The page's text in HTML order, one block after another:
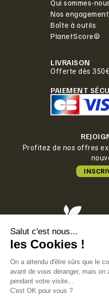
Qui sommes-
Nos
Boîte à outils
PlanetScore©
LIVRAISON
Offerte dès
PAIEMENT
Profitez de nos offres
Boulevard
11000